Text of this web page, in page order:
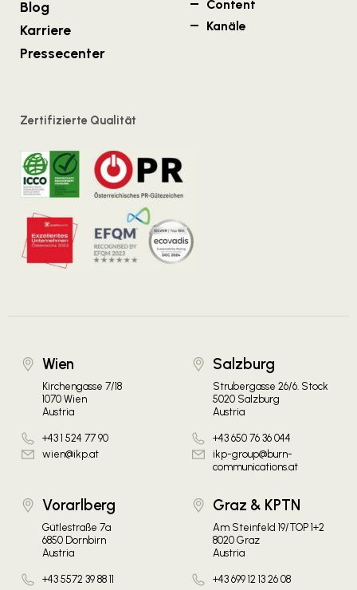
Blog
Karriere
Pressecenter
Content
Kanäle
Zertifizierte Qualität
Wien
Kirchengasse 7/18
1070 Wien
Austria
+43 1 524 77 90
wien@ikp.at
Salzburg
Strubergasse 26/6. Stock
5020 Salzburg
Austria
+43 650 76 36 044
ikp-group@burn-
communications.at
Vorarlberg
Gütlestraße 7a
6850 Dornbirn
Austria
+43 5572 39 88 11
Graz & KPTN
Am Steinfeld 19/TOP 1+2
8020 Graz
Austria
+43 699 12 13 26 08